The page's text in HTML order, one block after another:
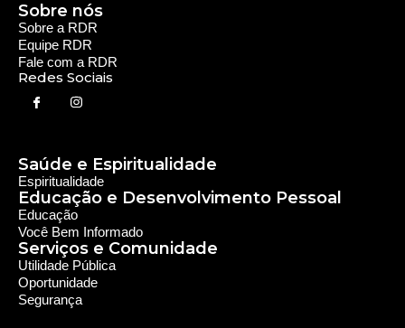
Sobre a RDR
Equipe RDR
Fale com a RDR
Redes Sociais
Sobre nós
Saúde e Espiritualidade
Espiritualidade
Educação e Desenvolvimento Pessoal
Educação
Você Bem Informado
Serviços e Comunidade
Utilidade Pública
Oportunidade
Segurança